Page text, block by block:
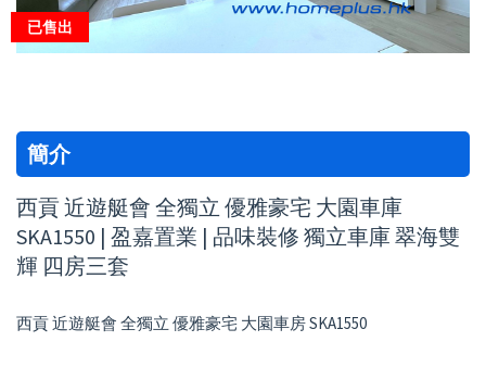
已售出
簡介
西貢 近遊艇會 全獨立 優雅豪宅 大園車庫
SKA1550 | 盈嘉置業 | 品味裝修 獨立車庫 翠海雙
輝 四房三套
西貢 近遊艇會 全獨立 優雅豪宅 大園車房 SKA1550